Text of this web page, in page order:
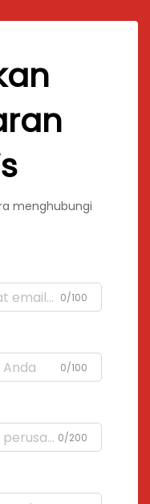
menghubungi
0/100
0/100
0/200